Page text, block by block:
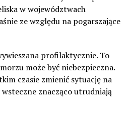
w województwach
ze względu na pogarszające
profilaktycznie. To
może być niebezpieczna.
czasie zmienić sytuację na
znacząco utrudniają